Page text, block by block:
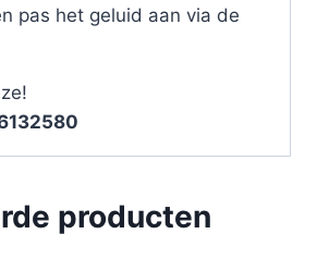
pas het geluid aan via de
producten